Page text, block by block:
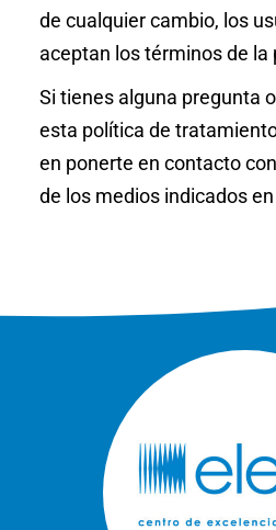
de cualquier cambio, los
aceptan los términos de
Si tienes alguna pregunta
esta política de
en ponerte en contacto
de los medios indicados